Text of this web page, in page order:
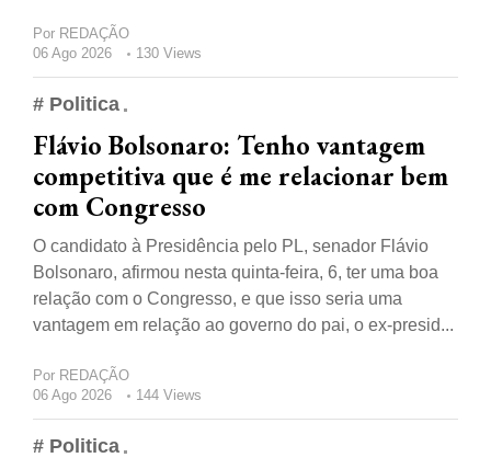
Por REDAÇÃO
06 Ago 2026
130 Views
# Politica
Flávio Bolsonaro: Tenho vantagem
competitiva que é me relacionar bem
com Congresso
O candidato à Presidência pelo PL, senador Flávio
Bolsonaro, afirmou nesta quinta-feira, 6, ter uma boa
relação com o Congresso, e que isso seria uma
vantagem em relação ao governo do pai, o ex-presid...
Por REDAÇÃO
06 Ago 2026
144 Views
# Politica